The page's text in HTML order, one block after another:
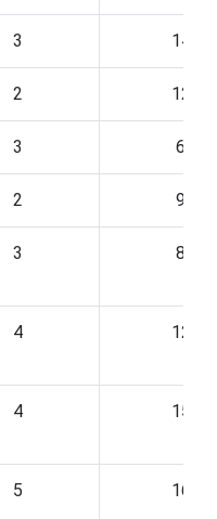
3 14
2 12
3 6
2 9
3 8
4 12
4 15
5 16